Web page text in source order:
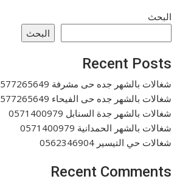
البحث
البحث
Recent Posts
شغالات بالشهر جده حى مشرفة 0577265649
شغالات بالشهر جده حى الفيحاء 0577265649
شغالات بالشهر جدة السنابل 0571400979
شغالات بالشهر الحمدانية 0571400979
شغالات حي التيسير 0562346904
Recent Comments